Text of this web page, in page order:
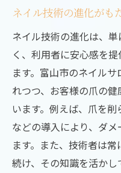
ネイル技術の進化がも
ネイル技術の進化は、
く、利用者に安心感を
ます。富山市のネイル
れつつ、お客様の爪の
います。例えば、爪を
などの導入により、ダ
ます。また、技術者は
続け、その知識を活か